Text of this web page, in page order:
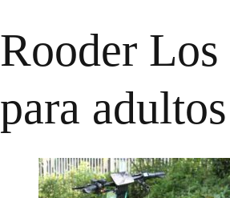
Rooder
para adultos